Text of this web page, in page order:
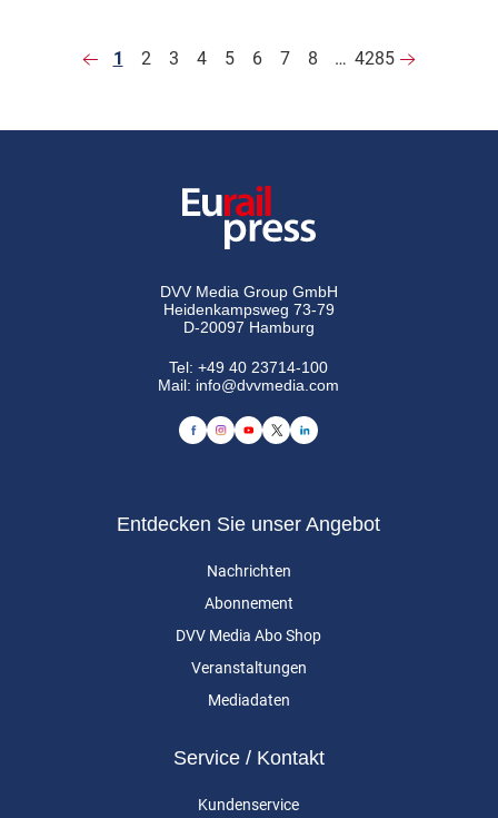
1 2 3 4 5 6 7 8 … 4285
DVV Media Group GmbH
Heidenkampsweg 73-79
D-20097 Hamburg
Tel:+49 40 23714-100
Mail: info@dvvmedia.com
Entdecken Sie unser Angebot
Nachrichten
Abonnement
DVV Media Abo Shop
Veranstaltungen
Mediadaten
Service / Kontakt
Kundenservice